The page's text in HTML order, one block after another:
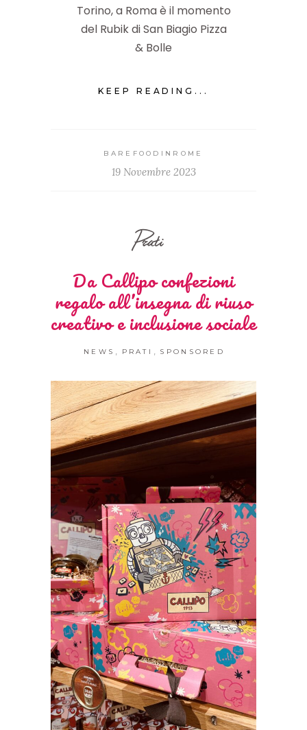
Torino, a Roma è il momento
del Rubik di San Biagio Pizza
& Bolle
KEEP READING...
BAREFOODINROME
19 Novembre 2023
Prati
Da Callipo confezioni
regalo all’insegna di riuso
creativo e inclusione sociale
NEWS PRATI SPONSORED